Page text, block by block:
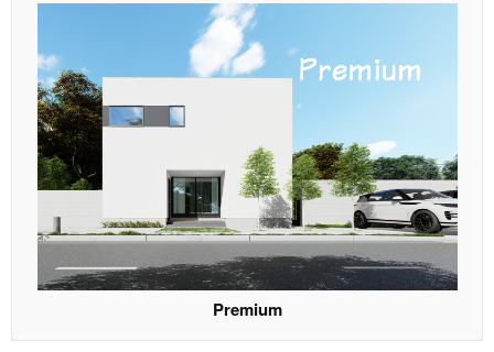
Premium